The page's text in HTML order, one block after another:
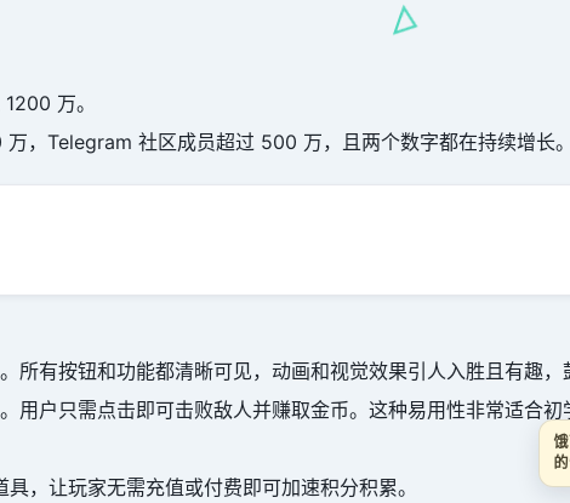
万。
，Telegram 社区成员超过 500 万，且两个数字都在持续增长
所有按钮和功能都清晰可见，动画和视觉效果引人入胜且有趣
用户只需点击即可击败敌人并赚取金币。这种易用性非常适合
，让玩家无需充值或付费即可加速积分积累。